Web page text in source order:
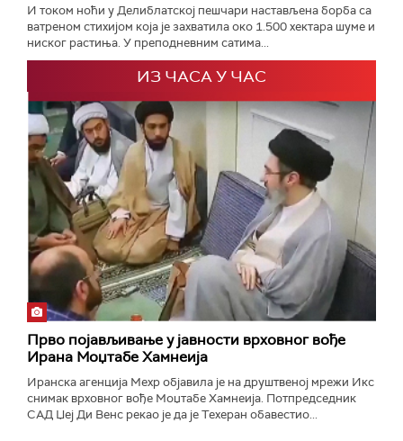
И током ноћи у Делиблатској пешчари настављена борба са
ватреном стихијом која је захватила око 1.500 хектара шуме и
ниског растиња. У преподневним сатима...
ИЗ ЧАСА У ЧАС
Прво појављивање у јавности врховног вође
Ирана Моџтабe Хамнеија
Иранска агенција Мехр објавила је на друштвеној мрежи Икс
снимак врховног вође Моџтабе Хамнеија. Потпредседник
САД Џеј Ди Венс рекао је да је Техеран обавестио...